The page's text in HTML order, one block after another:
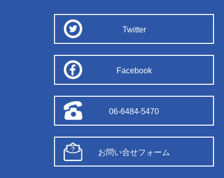
Twitter
Facebook
06-6484-5470
お問い合せフォーム